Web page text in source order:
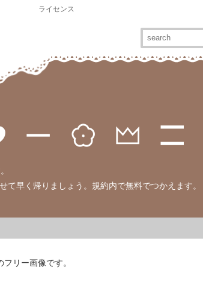
ライセンス
早く帰りましょう。規約内で無料でつかえます。
リー画像です。